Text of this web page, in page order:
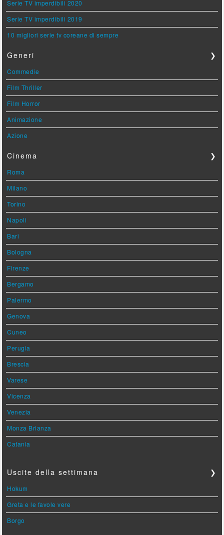
Serie TV imperdibili 2020
Serie TV imperdibili 2019
10 migliori serie tv coreane di sempre
Generi ❯
Commedie
Film Thriller
Film Horror
Animazione
Azione
Cinema ❯
Roma
Milano
Torino
Napoli
Bari
Bologna
Firenze
Bergamo
Palermo
Genova
Cuneo
Perugia
Brescia
Varese
Vicenza
Venezia
Monza Brianza
Catania
Uscite della settimana ❯
Hokum
Greta e le favole vere
Borgo